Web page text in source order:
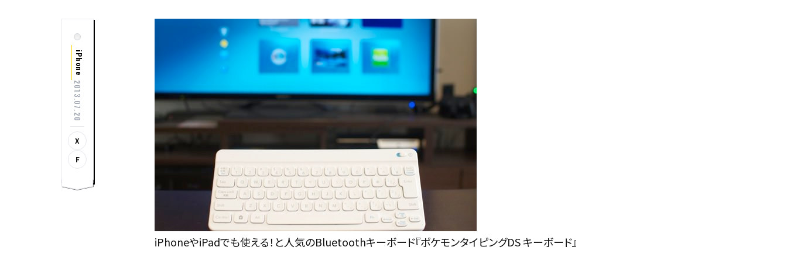
iPhone
2013.07.20
X
F
iPhoneやiPadでも使える！と人気のBluetoothキーボード『ポケモンタイピングDS キーボード』